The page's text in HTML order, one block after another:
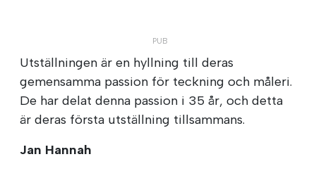
Utställningen är en hyllning till deras
gemensamma passion för teckning och måleri.
De har delat denna passion i 35 år, och detta
är deras första utställning tillsammans.
Jan Hannah